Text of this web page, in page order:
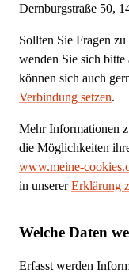
Dernburgstraße 50,
Sollten Sie Fragen
wenden Sie sich bitte
können sich auch
Verbindung setzen.
Mehr Informationen
die Möglichkeiten
www.meine-
in unsererErklärung
Welche Daten
Erfasst werden